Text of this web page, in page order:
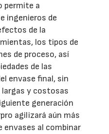
permite a
ingenieros de
de la
los tipos de
de proceso, así
de las
envase final, sin
largas y costosas
generación
agilizará aún más
envases al combinar